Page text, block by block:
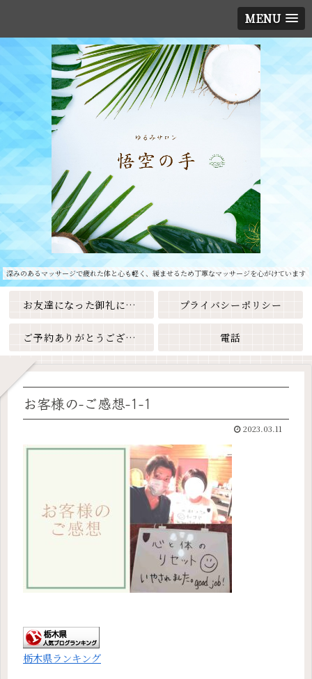
MENU
深みのあるマッサージで疲れた体と心も軽く、緩ませるため丁寧なマッサージを心がけています
お友達になった御礼に素敵なクーポンをプレゼント🎁 プライバシーポリシー
ご予約ありがとうございます 電話
お客様の-ご感想-1-1
2023.03.11
栃木県ランキング